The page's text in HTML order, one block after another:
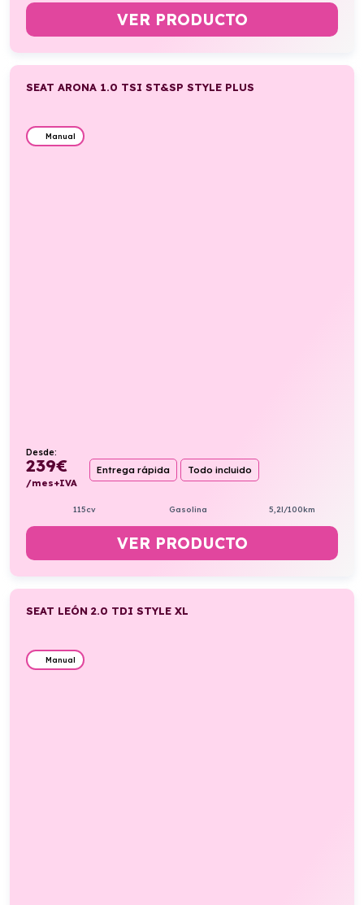
VER PRODUCTO
SEAT ARONA 1.0 TSI ST&SP STYLE PLUS
Manual
Desde:
239€
/mes+IVA
Entrega rápida Todo incluido
115cv Gasolina 5,2l/100km
VER PRODUCTO
SEAT LEÓN 2.0 TDI STYLE XL
Manual